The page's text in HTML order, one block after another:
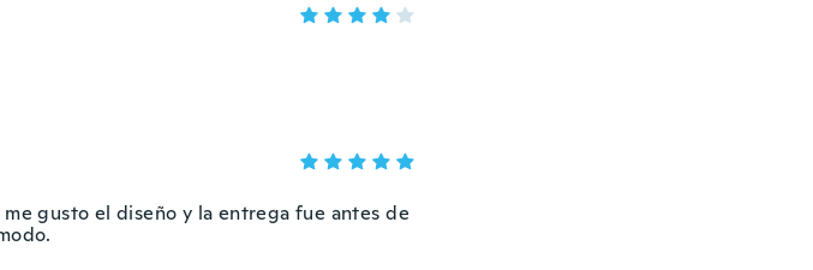
gusto el diseño y la entrega fue antes de